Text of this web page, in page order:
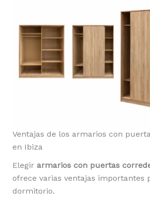
Ventajas de los armarios con
en Ibiza
Elegir armarios con puertas
ofrece varias ventajas importantes
dormitorio.